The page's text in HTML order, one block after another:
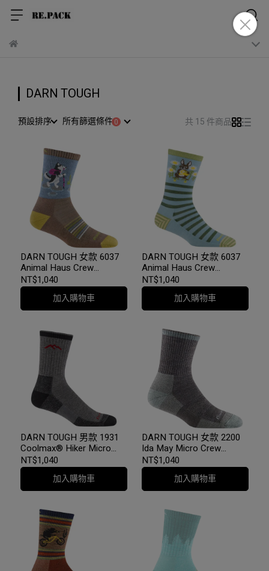
DARN TOUGH
預設排序 所有篩選條件 共 15 件商品
DARN TOUGH 女款 6037
Animal Haus Crew
Lightweight 登山健行羊毛
襪 終身保固
NT$1,040
加入購物車
DARN TOUGH 女款 6037
Animal Haus Crew
Lightweight 登山健行羊毛
襪 終身保固
NT$1,040
加入購物車
DARN TOUGH 男款 1931
Coolmax® Hiker Micro
Crew Midweight Cushion
登山健行羊毛襪 終身保固
NT$1,040
加入購物車
DARN TOUGH 女款 2200
Ida May Micro Crew
Midweight Cushion 登山健
行羊毛襪 終身保固
NT$1,040
加入購物車